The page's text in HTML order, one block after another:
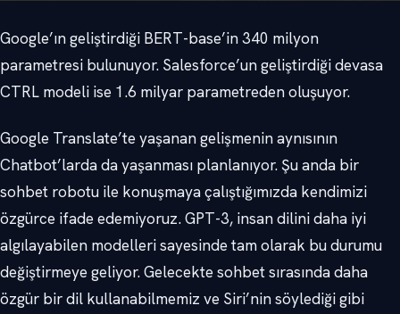
Google’ın geliştirdiği BERT-base’in 340 milyon
parametresi bulunuyor. Salesforce’un geliştirdiği devasa
CTRL modeli ise 1.6 milyar parametreden oluşuyor.
Google Translate’te yaşanan gelişmenin aynısının
Chatbot’larda da yaşanması planlanıyor. Şu anda bir
sohbet robotu ile konuşmaya çalıştığımızda kendimizi
özgürce ifade edemiyoruz. GPT-3, insan dilini daha iyi
algılayabilen modelleri sayesinde tam olarak bu durumu
değiştirmeye geliyor. Gelecekte sohbet sırasında daha
özgür bir dil kullanabilmemiz ve Siri’nin söylediği gibi